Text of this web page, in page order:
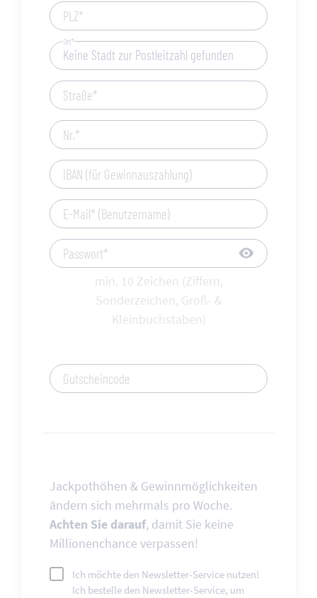
PLZ*
Ort*
Straße*
Nr.*
IBAN (für Gewinnauszahlung)
E-Mail* (Benutzername)
Passwort*
min. 10 Zeichen (Ziffern,
Sonderzeichen, Groß- &
Kleinbuchstaben)
Gutscheincode
Jackpothöhen & Gewinnmöglichkeiten
ändern sich mehrmals pro Woche.
Achten Sie darauf, damit Sie keine
Millionenchance verpassen!
Ich möchte den Newsletter-Service nutzen!
Ich bestelle den Newsletter-Service, um